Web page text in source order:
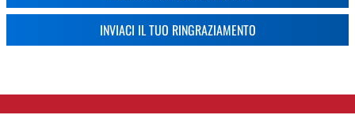
INVIACI IL TUO RINGRAZIAMENTO